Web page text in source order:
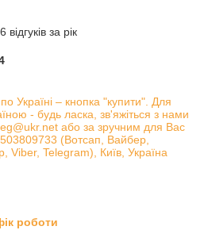
за рік
Україні – кнопка "купити". Для
- будь ласка, зв'яжіться з нами
або за зручним для Вас
(Вотсап, Вайбер,
Viber, Telegram), Київ, Україна
роботи